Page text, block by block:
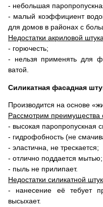
- небольшая
- малый коэффициент
для домов в районах с
Недостатки акриловой
- горючесть;
- нельзя применять для
ватой.
Силикатная фасадная
Производится на основе
Рассмотрим преимущества
- высокая паропропускная
- гидрофобность (не
- эластична, не трескается;
- отлично поддается мытью;
- пыль не прилипает.
Недостатки силикатной
- нанесение её тебует
высыхает.